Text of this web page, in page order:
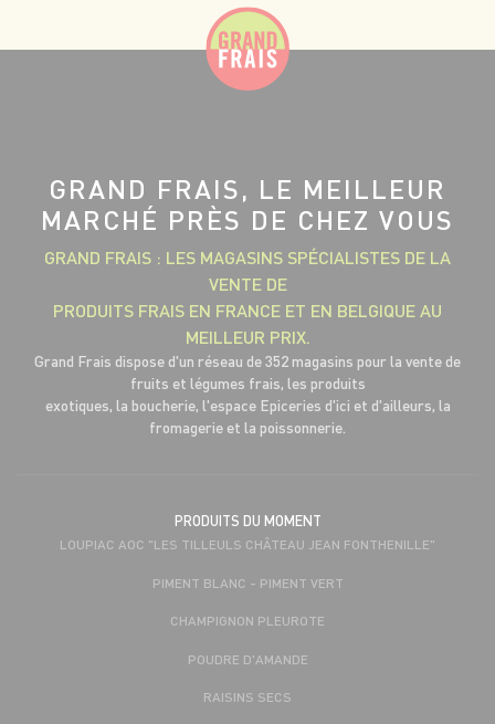
GRAND FRAIS, LE MEILLEUR
MARCHÉ PRÈS DE CHEZ VOUS
GRAND FRAIS : LES MAGASINS SPÉCIALISTES DE LA
VENTE DE
PRODUITS FRAIS EN FRANCE ET EN BELGIQUE AU
MEILLEUR PRIX.
Grand Frais dispose d'un réseau de 352 magasins pour la vente de
fruits et légumes frais, les produits
exotiques, la boucherie, l'espace Epiceries d'ici et d'ailleurs, la
fromagerie et la poissonnerie.
PRODUITS DU MOMENT
LOUPIAC AOC "LES TILLEULS CHÂTEAU JEAN FONTHENILLE"
PIMENT BLANC - PIMENT VERT
CHAMPIGNON PLEUROTE
POUDRE D'AMANDE
RAISINS SECS